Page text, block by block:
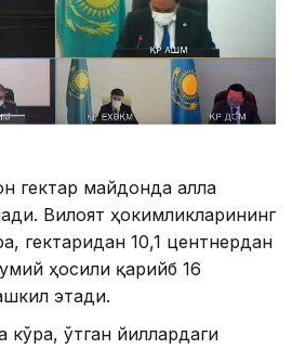
гектар майдонда ғалла
Вилоят ҳокимликларининг
гектаридан 10,1 центнердан
ҳосили қарийб 16
этади.
кўра, ўтган йиллардаги